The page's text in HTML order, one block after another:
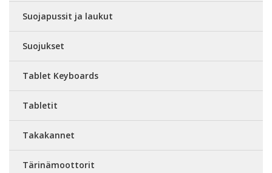
Suojapussit ja laukut
Suojukset
Tablet Keyboards
Tabletit
Takakannet
Tärinämoottorit